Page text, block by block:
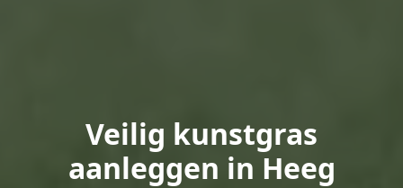
Veilig kunstgras
aanleggen in Heeg